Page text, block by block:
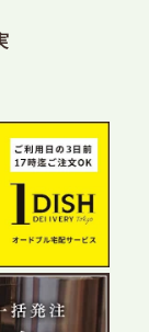
セカンド
ータリン
、配属後
分を味わ